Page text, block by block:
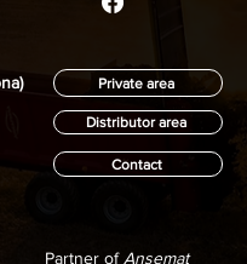
mano, presenta el
lógico por uso y
Private area
Distributor area
Contact
Partner ofAnsemat